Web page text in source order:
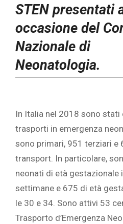
STEN presentati
occasione del
Nazionale di
Neonatologia.
In Italia nel 2018 sono
trasporti in emergenza
sono primari, 951 terziari e
transport. In particolare,
neonati di età gestazionale
settimane e 675 di età
le 30 e 34. Sono attivi 53
Trasporto d’Emergenza